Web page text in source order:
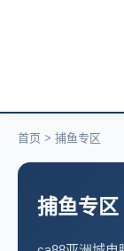
首页 > 捕鱼专区
捕鱼专区